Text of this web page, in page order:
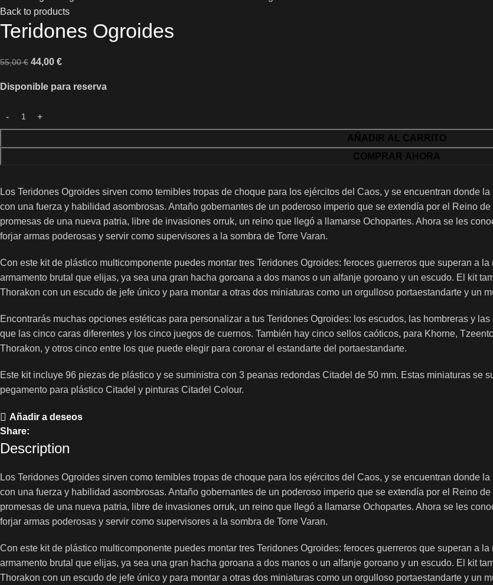
Back to products
Teridones Ogroides
55,00€ 44,00 €
Disponible para reserva
AÑADIR AL CARRITO
COMPRAR AHORA
Los Teridones Ogroides sirven como temibles tropas de choque para los ejércitos del Caos, y se encuentran donde
con una fuerza y ​​habilidad asombrosas. Antaño gobernantes de un poderoso imperio que se extendía por el Reino
promesas de una nueva patria, libre de invasiones orruk, un reino que llegó a llamarse Ochopartes. Ahora se les
forjar armas poderosas y servir como supervisores a la sombra de Torre Varan.
Con este kit de plástico multicomponente puedes montar tres Teridones Ogroides: feroces guerreros que superan a
armamento brutal que elijas, ya sea una gran hacha goroana a dos manos o un alfanje goroano y un escudo. El kit
Thorakon con un escudo de jefe único y para montar a otras dos miniaturas como un orgulloso portaestandarte y un
Encontrarás muchas opciones estéticas para personalizar a tus Teridones Ogroides: los escudos, las hombreras y
que las cinco caras diferentes y los cinco juegos de cuernos. También hay cinco sellos caóticos, para Khorne,
Thorakon, y otros cinco entre los que puede elegir para coronar el estandarte del portaestandarte.
Este kit incluye 96 piezas de plástico y se suministra con 3 peanas redondas Citadel de 50 mm. Estas miniaturas se
pegamento para plástico Citadel y pinturas Citadel Colour.
Añadir a deseos
Share:
Description
Los Teridones Ogroides sirven como temibles tropas de choque para los ejércitos del Caos, y se encuentran donde
con una fuerza y ​​habilidad asombrosas. Antaño gobernantes de un poderoso imperio que se extendía por el Reino
promesas de una nueva patria, libre de invasiones orruk, un reino que llegó a llamarse Ochopartes. Ahora se les
forjar armas poderosas y servir como supervisores a la sombra de Torre Varan.
Con este kit de plástico multicomponente puedes montar tres Teridones Ogroides: feroces guerreros que superan a
armamento brutal que elijas, ya sea una gran hacha goroana a dos manos o un alfanje goroano y un escudo. El kit
Thorakon con un escudo de jefe único y para montar a otras dos miniaturas como un orgulloso portaestandarte y un